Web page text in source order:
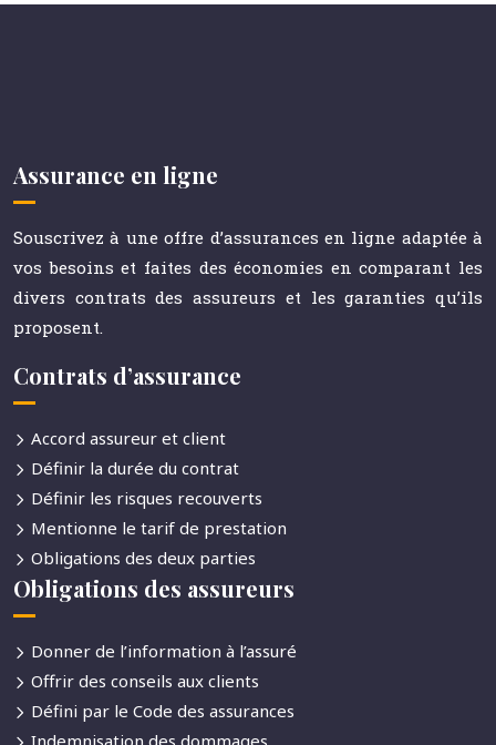
Assurance en ligne
Souscrivez à une offre d’assurances en ligne adaptée à
vos besoins et faites des économies en comparant les
divers contrats des assureurs et les garanties qu’ils
proposent.
Contrats d’assurance
Accord assureur et client
Définir la durée du contrat
Définir les risques recouverts
Mentionne le tarif de prestation
Obligations des deux parties
Obligations des assureurs
Donner de l’information à l’assuré
Offrir des conseils aux clients
Défini par le Code des assurances
Indemnisation des dommages